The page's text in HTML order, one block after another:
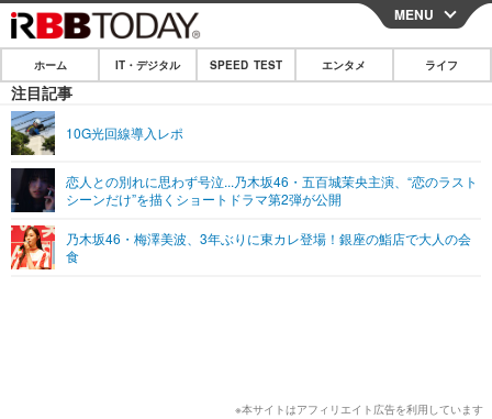
CLOSE
ホーム
IT・デジタル
ネタ ガジェット・ツール
ショッピング その他
SPEED TEST
エンタメ
ライフ
MENU
ホーム IT・デジタル SPEED TEST エンタメ ライフ
注目記事
10G光回線導入レポ
恋人との別れに思わず号泣...乃木坂46・五百城茉央主演、“恋のラスト
シーンだけ”を描くショートドラマ第2弾が公開
乃木坂46・梅澤美波、3年ぶりに東カレ登場！銀座の鮨店で大人の会
食